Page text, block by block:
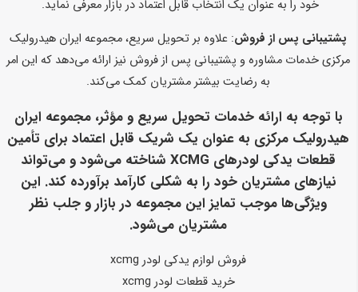
خود را به عنوان یک انتخاب قابل اعتماد در بازار معرفی نماید.
پشتیبانی پس از فروش: علاوه بر تحویل سریع، مجموعه ایران هیدرولیک
مرکزی خدمات مشاوره و پشتیبانی پس از فروش نیز ارائه می‌دهد که این امر
به رضایت بیشتر مشتریان کمک می‌کند.
با توجه به ارائه خدمات تحویل سریع و مؤثر، مجموعه ایران
هیدرولیک مرکزی به عنوان یک شریک قابل اعتماد برای تأمین
قطعات یدکی لودرهای XCMG شناخته می‌شود و می‌تواند
نیازهای مشتریان خود را به شکلی کارآمد برآورده کند. این
ویژگی‌ها موجب تمایز این مجموعه در بازار و جلب نظر
مشتریان می‌شود.
فروش لوازم یدکی لودر xcmg
خرید قطعات لودر xcmg